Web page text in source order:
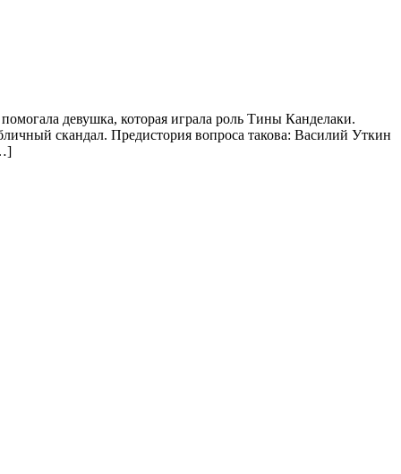
девушка, которая играла роль Тины Канделаки.
скандал. Предистория вопроса такова: Василий Уткин